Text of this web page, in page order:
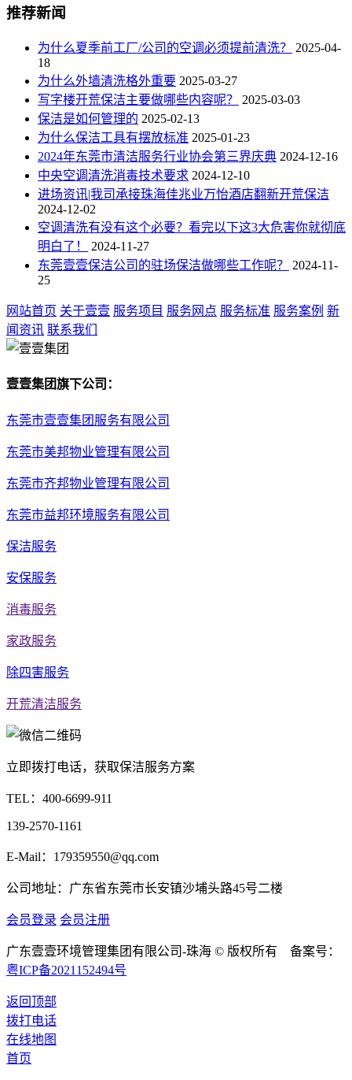
推荐新闻
为什么夏季前工厂/公司的空调必须提前清洗？
2025-04-
18
为什么外墙清洗格外重要 2025-03-27
写字楼开荒保洁主要做哪些内容呢？
2025-03-03
保洁是如何管理的 2025-02-13
为什么保洁工具有摆放标准 2025-01-23
2024年东莞市清洁服务行业协会第三界庆典 2024-12-16
中央空调清洗消毒技术要求 2024-12-10
进场资讯|我司承接珠海佳兆业万怡酒店翻新开荒保洁
2024-12-02
空调清洗有没有这个必要？看完以下这3大危害你就彻底
明白了！
2024-11-27
东莞壹壹保洁公司的驻场保洁做哪些工作呢？
2024-11-
25
网站首页 关于壹壹 服务项目 服务网点 服务标准 服务案例 新
闻资讯 联系我们
壹壹集团旗下公司：
东莞市壹壹集团服务有限公司
东莞市美邦物业管理有限公司
东莞市齐邦物业管理有限公司
东莞市益邦环境服务有限公司
保洁服务
安保服务
消毒服务
家政服务
除四害服务
开荒清洁服务
立即拨打电话，获取保洁服务方案
TEL： 400-6699-911
139-2570-1161
E-Mail：179359550@qq.com
公司地址：广东省东莞市长安镇沙埔头路45号二楼
会员登录 会员注册
广东壹壹环境管理集团有限公司-珠海 © 版权所有 备案号：
粤ICP备2021152494号
返回顶部
拨打电话
在线地图
首页